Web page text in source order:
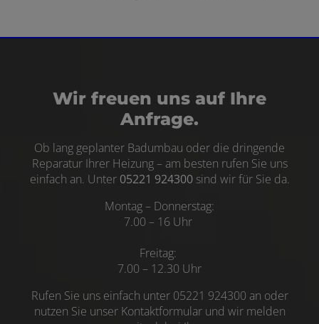
Wir freuen uns auf Ihre
Anfrage.
Ob lang geplanter Badumbau oder die dringende
ReparaturIhrer Heizung– am besten rufen Sie uns
einfach an. Unter 05221 924300 sind wir für Sie da.
Montag – Donnerstag:
7.00 – 16 Uhr
Freitag:
7.00 – 12.30 Uhr
Rufen Sie uns einfach unter 05221 924300 an oder
nutzen Sie unser Kontaktformular und wir melden